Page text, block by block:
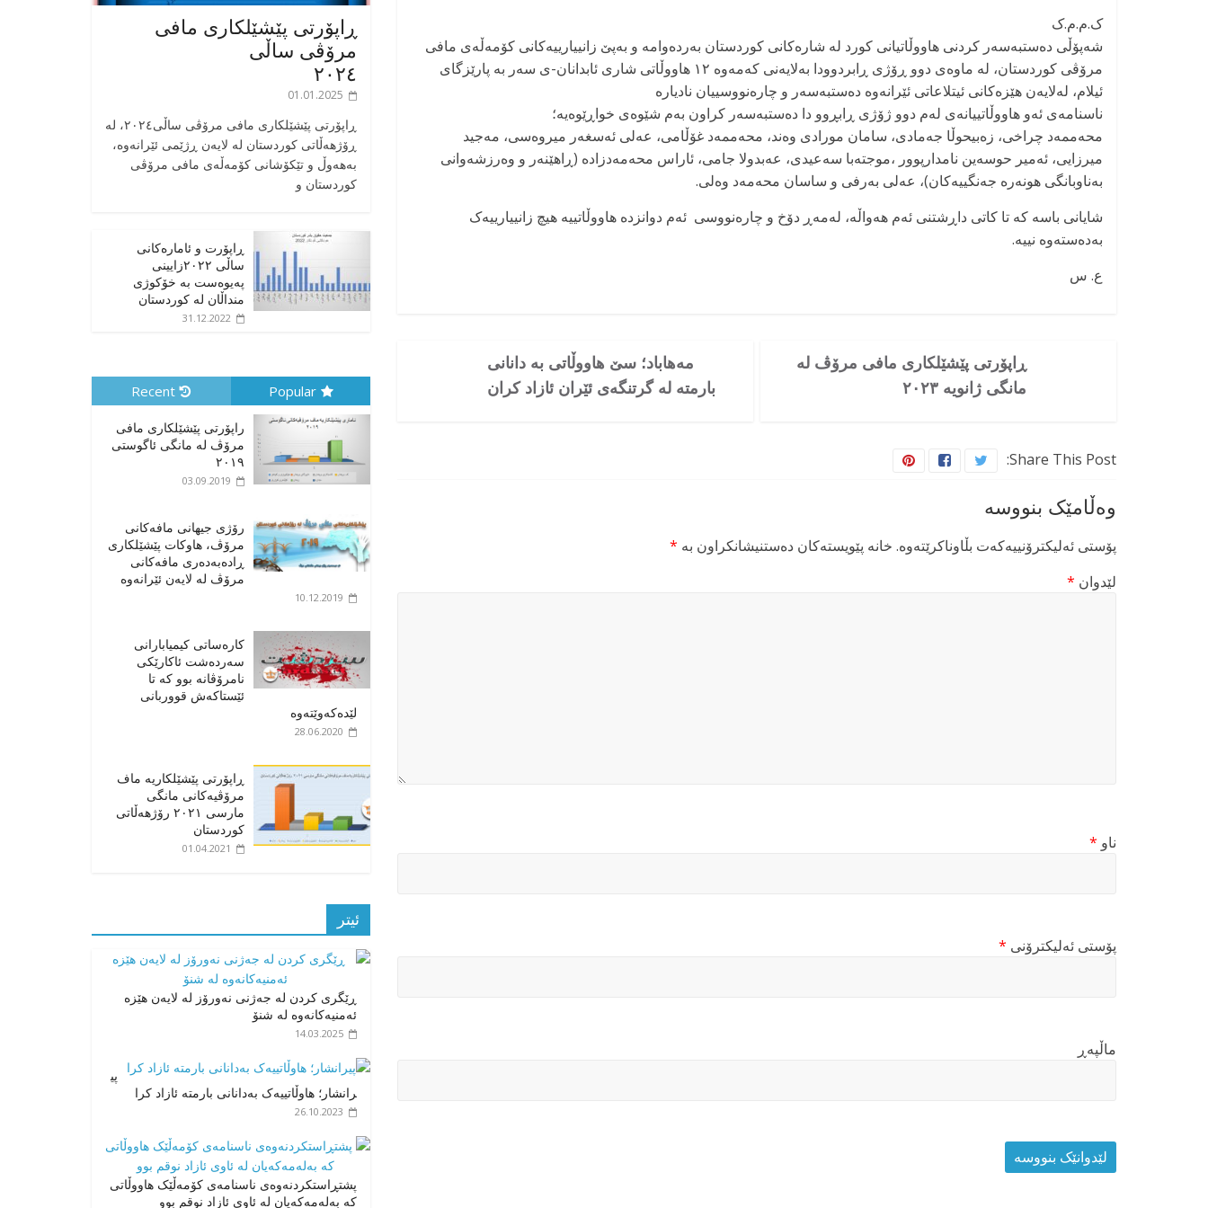
ک.م.م.ک
شەپۆڵی دەستبەسەر کردنی هاووڵاتیانی کورد لە شارەکانی کوردستان بەردەوامە و بەپێ زانییارییەکانی کۆمەڵەی مافی
مرۆڤی کوردستان، لە ماوەی دوو ڕۆژی ڕابردوودا بەلایەنی کەمەوە ۱۲ هاووڵاتی شاری ئابدانان-ی سەر بە پارێزگای
ئیلام، لەلایەن هێزەکانی ئیتلاعاتی ئێرانەوە دەستبەسەر و چارەنووسییان نادیارە
ناسنامەی ئەو هاووڵاتییانەی لەم دوو ژۆژی ڕابڕوو دا دەستبەسەر کراون بەم شێوەی خواڕێوەیە؛
محەممەد چراخی، زەبیحوڵا جەمادی، سامان مورادی وەند، محەممەد غۆڵامی، عەلی ئەسغەر میروەسی، مەجید
میرزایی، ئەمیر حوسەین نامدارپوور ،موجتەبا سەعیدی، عەبدولا جامی، ئاراس محەمەدزادە (ڕاهێنەر و وەرزشەوانی
بەناوبانگی هونەرە جەنگییەکان)، عەلی بەرفی و ساسان محەمەد وەلی.
شایانی باسە کە تا کاتی داڕشتنی ئەم هەواڵە، لەمەڕ دۆخ و چارەنووسی ئەم دوانزدە هاووڵاتییە هیچ زانییارییەک
بەدەستەوە نییە.
ع. س
ڕاپۆرتی پێشێلکاری مافی مرۆڤ لە
مانگی ژانویه ۲۰۲۳
مەهاباد؛ سێ هاووڵاتی بە دانانی
بارمتە لە گرتنگەی ئێران ئازاد کران
Share This Post:
وەڵامێک بنووسە
پۆستی ئەلیکترۆنییەکەت بڵاوناکرێتەوە. خانە پێویستەکان دەستنیشانکراون بە *
لێدوان *
ناو *
پۆستی ئەلیکترۆنی *
ماڵپه‌ڕ
ڕاپۆرتی پێشێلکاری مافی
مرۆڤی ساڵی
٢٠٢٤
01.01.2025
‎ڕاپۆرتی پێشێلکاری مافی مرۆڤی ساڵی٢٠٢٤، له
ڕۆژهەڵاتی کوردستان له لایەن ڕژێمی ئێرانەوە،
بە‎هەوڵ و تێکۆشانی کۆمەڵەی مافی مرۆڤی
کوردستان و
ڕاپۆرت و ئامارەکانی
ساڵی ٢٠٢٢زایینی
پەیوەست بە خۆکوژی
منداڵان لە کوردستان
31.12.2022
Popular
Recent
راپۆرتی پێشێلكاری مافی
مرۆڤ له‌ مانگی ئاگوستی
٢٠١٩
03.09.2019
رۆژی جیهانی مافەکانی
مرۆڤ، هاوکات پێشێلکاری
ڕادەبەدەری مافەکانی
مرۆڤ لە لایەن ئێرانەوە
10.12.2019
کارەساتی کیمیابارانی
سەردەشت ئاکارێکی
نامرۆڤانە بوو کە تا
ئێستاکەش قووربانی
لێدەکەوێتەوە
28.06.2020
ڕاپۆرتی پێشێلکاریە ماف
مرۆڤیەکانی مانگی
مارسی ٢٠٢١ رۆژهەڵاتی
کوردستان
01.04.2021
ئیتر
ڕێگری کردن لە جەژنی نەورۆز لە لایەن هێزە
ئەمنیەکانەوە لە شنۆ
14.03.2025
پی
رانشار؛ هاوڵاتییەک بەدانانی بارمتە ئازاد کرا
26.10.2023
پشتڕاستکردنەوەی ناسنامەی کۆمەڵێک هاووڵاتی
کە بەلەمەکەیان له ئاوی ئازاد نوقم بوو